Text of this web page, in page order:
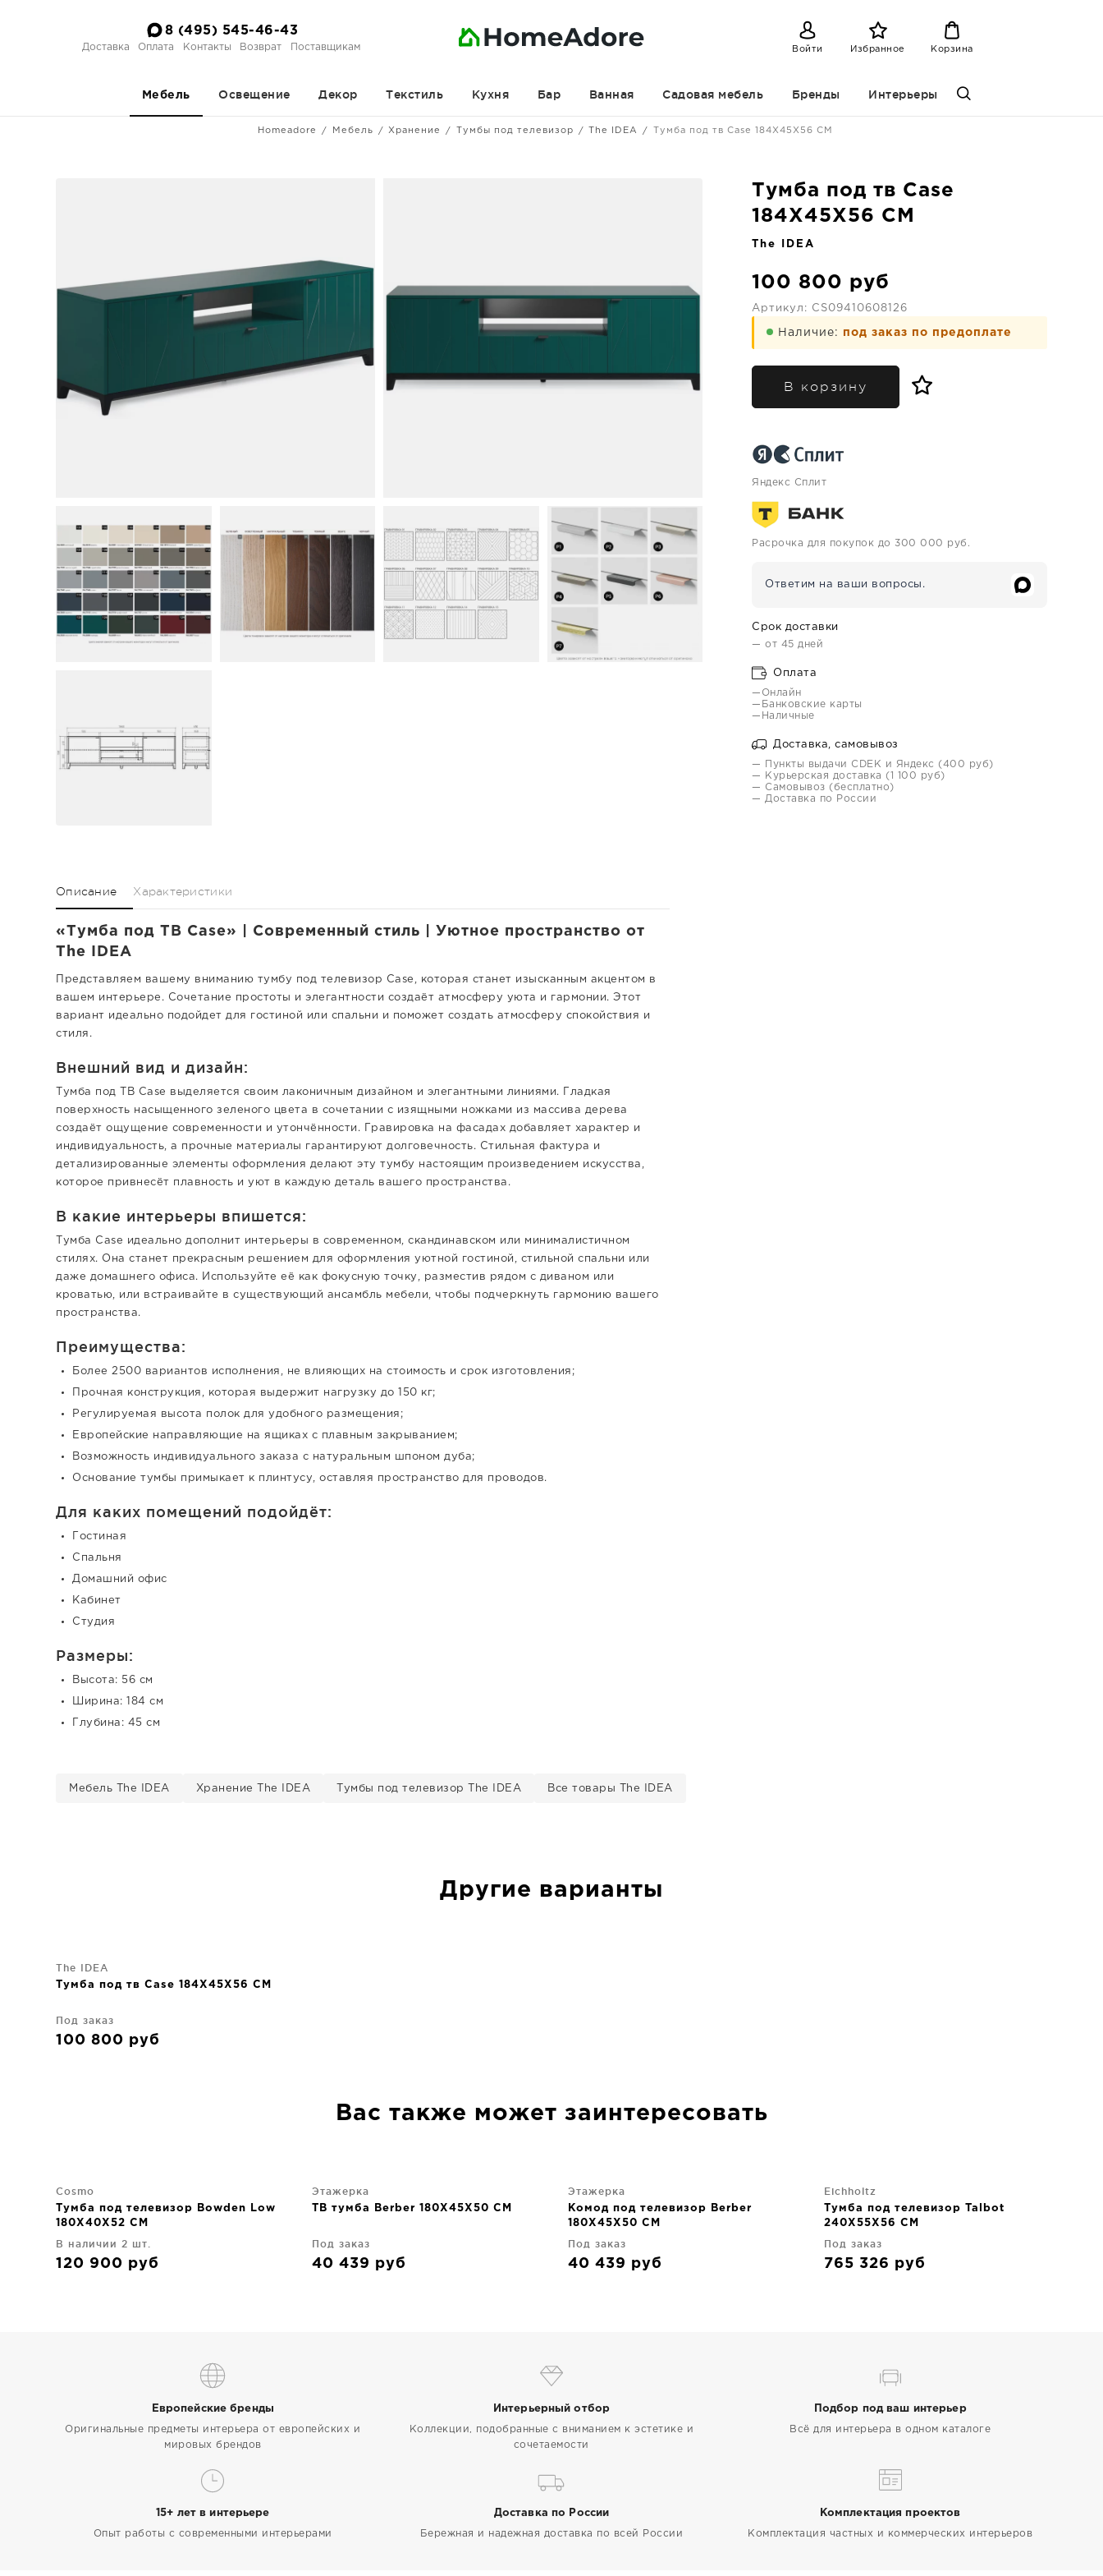
8 (495) 545-46-43
Доставка Оплата Контакты Возврат Поставщикам Войти Избранное Корзина
Мебель Освещение Декор Текстиль Кухня Бар Ванная Садовая мебель Бренды Интерьеры
Homeadore Мебель Хранение Тумбы под телевизор The IDEA Тумба под тв Case 184X45X56 CM
Тумба под тв Case
184X45X56 CM
The IDEA
100 800 руб
Артикул: CS09410608126
Наличие: под заказ по предоплате
В корзину
Яндекс Сплит
Расрочка для покупок до 300 000 руб.
Ответим на ваши вопросы.
Срок доставки
— от 45 дней
Оплата
—Онлайн
—Банковские карты
—Наличные
Доставка, самовывоз
— Пункты выдачи CDEK и Яндекс (400 руб)
— Курьерская доставка (1 100 руб)
— Самовывоз (бесплатно)
— Доставка по России
Описание Характеристики
«Тумба под ТВ Case» | Современный стиль | Уютное пространство от
The IDEA
Представляем вашему вниманию тумбу под телевизор Case, которая станет изысканным акцентом в
вашем интерьере. Сочетание простоты и элегантности создаёт атмосферу уюта и гармонии. Этот
вариант идеально подойдет для гостиной или спальни и поможет создать атмосферу спокойствия и
стиля.
Внешний вид и дизайн:
Тумба под ТВ Case выделяется своим лаконичным дизайном и элегантными линиями. Гладкая
поверхность насыщенного зеленого цвета в сочетании с изящными ножками из массива дерева
создаёт ощущение современности и утончённости. Гравировка на фасадах добавляет характер и
индивидуальность, а прочные материалы гарантируют долговечность. Стильная фактура и
детализированные элементы оформления делают эту тумбу настоящим произведением искусства,
которое привнесёт плавность и уют в каждую деталь вашего пространства.
В какие интерьеры впишется:
Тумба Case идеально дополнит интерьеры в современном, скандинавском или минималистичном
стилях. Она станет прекрасным решением для оформления уютной гостиной, стильной спальни или
даже домашнего офиса. Используйте её как фокусную точку, разместив рядом с диваном или
кроватью, или встраивайте в существующий ансамбль мебели, чтобы подчеркнуть гармонию вашего
пространства.
Преимущества:
Более 2500 вариантов исполнения, не влияющих на стоимость и срок изготовления;
Прочная конструкция, которая выдержит нагрузку до 150 кг;
Регулируемая высота полок для удобного размещения;
Европейские направляющие на ящиках с плавным закрыванием;
Возможность индивидуального заказа с натуральным шпоном дуба;
Основание тумбы примыкает к плинтусу, оставляя пространство для проводов.
Для каких помещений подойдёт:
Гостиная
Спальня
Домашний офис
Кабинет
Студия
Размеры:
Высота: 56 см
Ширина: 184 см
Глубина: 45 см
Мебель The IDEA Хранение The IDEA Тумбы под телевизор The IDEA Все товары The IDEA
Другие варианты
The IDEA
Тумба под тв Case 184X45X56 CM
Под заказ
100 800 руб
Вас также может заинтересовать
Cosmo
Тумба под телевизор Bowden Low
180X40X52 CM
В наличии 2 шт.
120 900 руб
Этажерка
ТВ тумба Berber 180X45X50 CM
Под заказ
40 439 руб
Этажерка
Комод под телевизор Berber
180X45X50 CM
Под заказ
40 439 руб
Eichholtz
Тумба под телевизор Talbot
240X55X56 CM
Под заказ
765 326 руб
Европейские бренды
Оригинальные предметы интерьера от европейских и
мировых брендов
Интерьерный отбор
Коллекции, подобранные с вниманием к эстетике и
сочетаемости
Подбор под ваш интерьер
Всё для интерьера в одном каталоге
15+ лет в интерьере
Опыт работы с современными интерьерами
Доставка по России
Бережная и надежная доставка по всей России
Комплектация проектов
Комплектация частных и коммерческих интерьеров